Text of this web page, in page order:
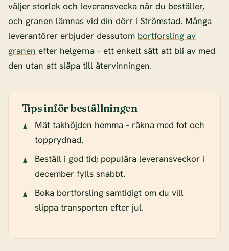
väljer storlek och leveransvecka när du beställer,
och granen lämnas vid din dörr i Strömstad. Många
leverantörer erbjuder dessutom bortforsling av
granen efter helgerna – ett enkelt sätt att bli av med
den utan att släpa till återvinningen.
Tips inför beställningen
Mät takhöjden hemma – räkna med fot och
topprydnad.
Beställ i god tid; populära leveransveckor i
december fylls snabbt.
Boka bortforsling samtidigt om du vill
slippa transporten efter jul.